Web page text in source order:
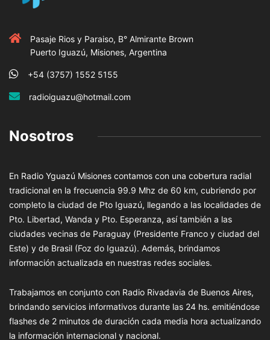
Pasaje Rios y Paraiso, B° Almirante Brown
Puerto Iguazú, Misiones, Argentina
+54 (3757) 1552 5155
radioiguazu@hotmail.com
Nosotros
En Radio Yguazú Misiones contamos con una cobertura radial
tradicional en la frecuencia 99.9 Mhz de 60 km, cubriendo por
completo la ciudad de Pto Iguazú, llegando a las localidades de
Pto. Libertad, Wanda y Pto. Esperanza, así también a las
ciudades vecinas de Paraguay (Presidente Franco y ciudad del
Este) y de Brasil (Foz do Iguazú). Además, brindamos
información actualizada en nuestras redes sociales.
Trabajamos en conjunto con Radio Rivadavia de Buenos Aires,
brindando servicios informativos durante las 24 hs. emitiéndose
flashes de 2 minutos de duración cada media hora actualizando
la información internacional y nacional.